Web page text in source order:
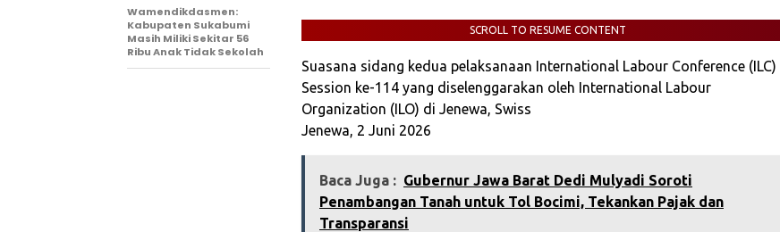
SCROLL TO RESUME CONTENT
Suasana sidang kedua pelaksanaan International Labour Conference (ILC)
Session ke-114 yang diselenggarakan oleh International Labour
Organization (ILO) di Jenewa, Swiss
Jenewa, 2 Juni 2026
Baca Juga : ‎Gubernur Jawa Barat Dedi Mulyadi Soroti
Penambangan Tanah untuk Tol Bocimi, Tekankan Pajak dan
Transparansi
Wamendikdasmen:
Kabupaten Sukabumi
Masih Miliki Sekitar 56
Ribu Anak Tidak Sekolah